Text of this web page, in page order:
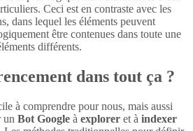
Ceci est en contraste avec les
dans lequel les éléments peuvent
être contenues dans toute une
différents.
dans tout ça ?
à comprendre pour nous, mais aussi
un Bot Google à explorer et à indexer